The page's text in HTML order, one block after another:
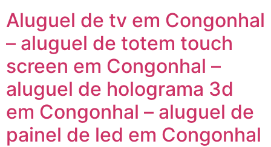
Aluguel de tv em Congonhal
– aluguel de totem touch
screen em Congonhal –
aluguel de holograma 3d
em Congonhal – aluguel de
painel de led em Congonhal